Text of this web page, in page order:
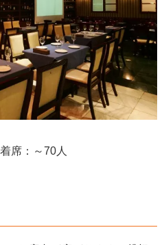
席：～70人